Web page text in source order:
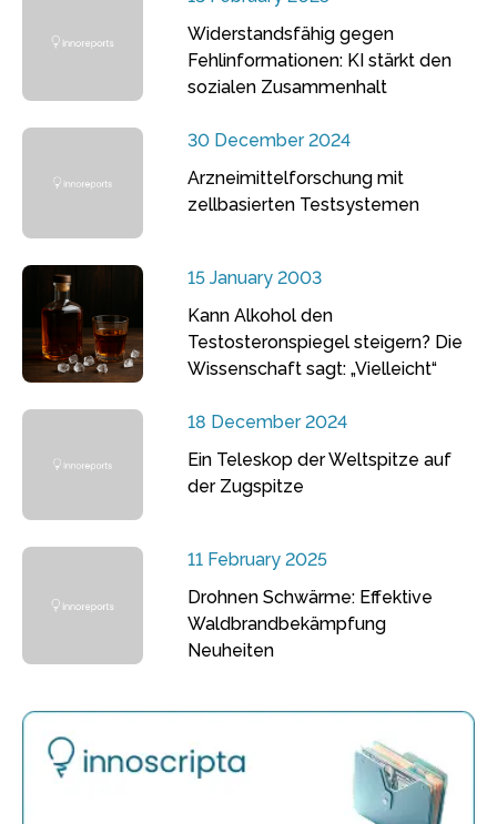
Widerstandsfähig gegen
Fehlinformationen: KI stärkt den
sozialen Zusammenhalt
30 December 2024
Arzneimittelforschung mit
zellbasierten Testsystemen
15 January 2003
Kann Alkohol den
Testosteronspiegel steigern? Die
Wissenschaft sagt: „Vielleicht“
18 December 2024
Ein Teleskop der Weltspitze auf
der Zugspitze
11 February 2025
Drohnen Schwärme: Effektive
Waldbrandbekämpfung
Neuheiten